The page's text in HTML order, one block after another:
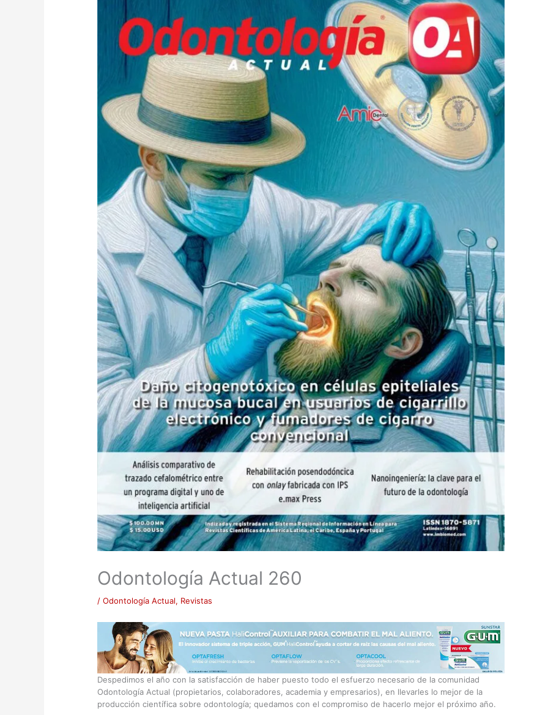
Odontología Actual 260
/ Odontología Actual, Revistas
Despedimos el año con la satisfacción de haber puesto todo el esfuerzo necesario de la comunidad
Odontología Actual (propietarios, colaboradores, academia y empresarios), en llevarles lo mejor de la
producción científica sobre odontología; quedamos con el compromiso de hacerlo mejor el próximo año.